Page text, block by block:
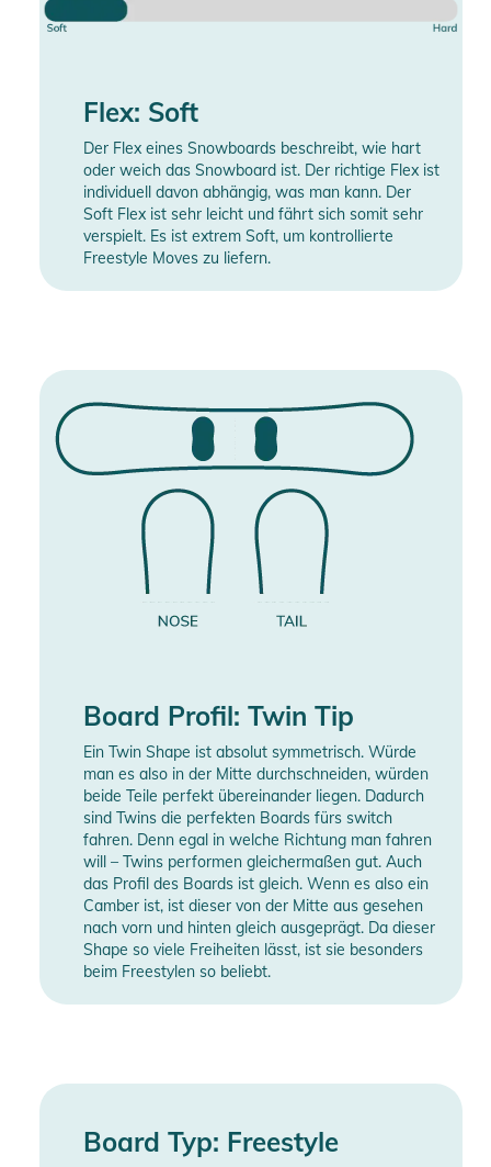
Flex: Soft
Der Flex eines Snowboards beschreibt, wie hart
oder weich das Snowboard ist. Der richtige Flex ist
individuell davon abhängig, was man kann. Der
Soft Flex ist sehr leicht und fährt sich somit sehr
verspielt. Es ist extrem Soft, um kontrollierte
Freestyle Moves zu liefern.
Board Profil: Twin Tip
Ein Twin Shape ist absolut symmetrisch. Würde
man es also in der Mitte durchschneiden, würden
beide Teile perfekt übereinander liegen. Dadurch
sind Twins die perfekten Boards fürs switch
fahren. Denn egal in welche Richtung man fahren
will – Twins performen gleichermaßen gut. Auch
das Profil des Boards ist gleich. Wenn es also ein
Camber ist, ist dieser von der Mitte aus gesehen
nach vorn und hinten gleich ausgeprägt. Da dieser
Shape so viele Freiheiten lässt, ist sie besonders
beim Freestylen so beliebt.
Board Typ: Freestyle